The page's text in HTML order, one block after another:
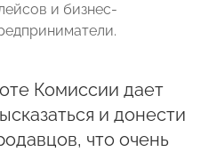
и бизнес-
Комиссии дает
и донести
что очень